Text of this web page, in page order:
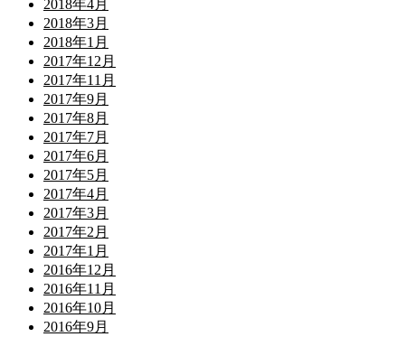
2018年4月
2018年3月
2018年1月
2017年12月
2017年11月
2017年9月
2017年8月
2017年7月
2017年6月
2017年5月
2017年4月
2017年3月
2017年2月
2017年1月
2016年12月
2016年11月
2016年10月
2016年9月